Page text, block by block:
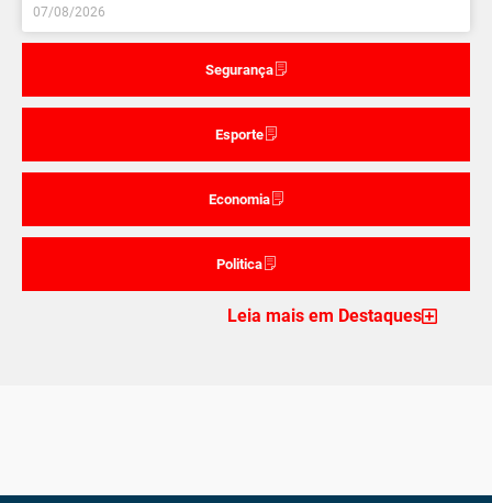
Segurança
Esporte
Economia
Politica
07/08/2026
Leia mais em Destaques